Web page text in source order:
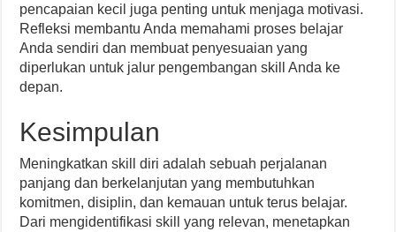
pencapaian kecil juga penting untuk menjaga motivasi.
Refleksi membantu Anda memahami proses belajar
Anda sendiri dan membuat penyesuaian yang
diperlukan untuk jalur pengembangan skill Anda ke
depan.
Kesimpulan
Meningkatkan skill diri adalah sebuah perjalanan
panjang dan berkelanjutan yang membutuhkan
komitmen, disiplin, dan kemauan untuk terus belajar.
Dari mengidentifikasi skill yang relevan, menetapkan